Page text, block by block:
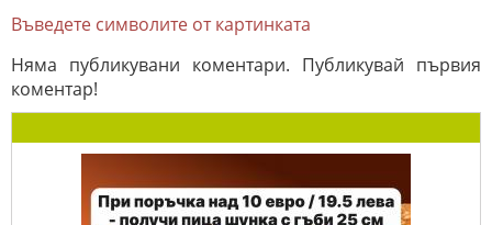
Въведете символите от картинката
Няма публикувани коментари. Публикувай първия
коментар!